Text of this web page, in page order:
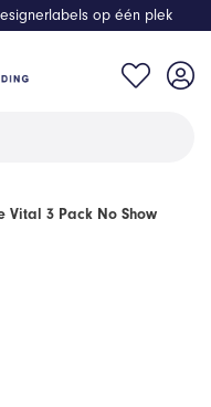
op één plek
Vital 3 Pack No Show